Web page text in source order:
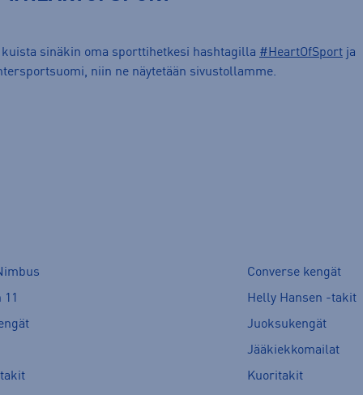
sinäkin oma sporttihetkesi hashtagilla #HeartOfSport ja
niin ne näytetään sivustollamme.
Converse kengät
11
Helly Hansen -takit
Juoksukengät
Jääkiekkomailat
Kuoritakit